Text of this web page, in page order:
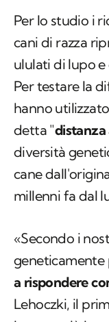
Per lo studio i
cani di razza
ululati di lupo e
Per testare la
hanno
detta "distanza
diversità
cane
millenni fa dal
«Secondo i
geneticamente
a rispondere
Lehoczki, il